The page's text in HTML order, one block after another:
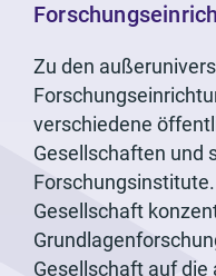
Zu den
verschiedene
Gesellschaften und
Gesellschaft
Gesellschaft auf die